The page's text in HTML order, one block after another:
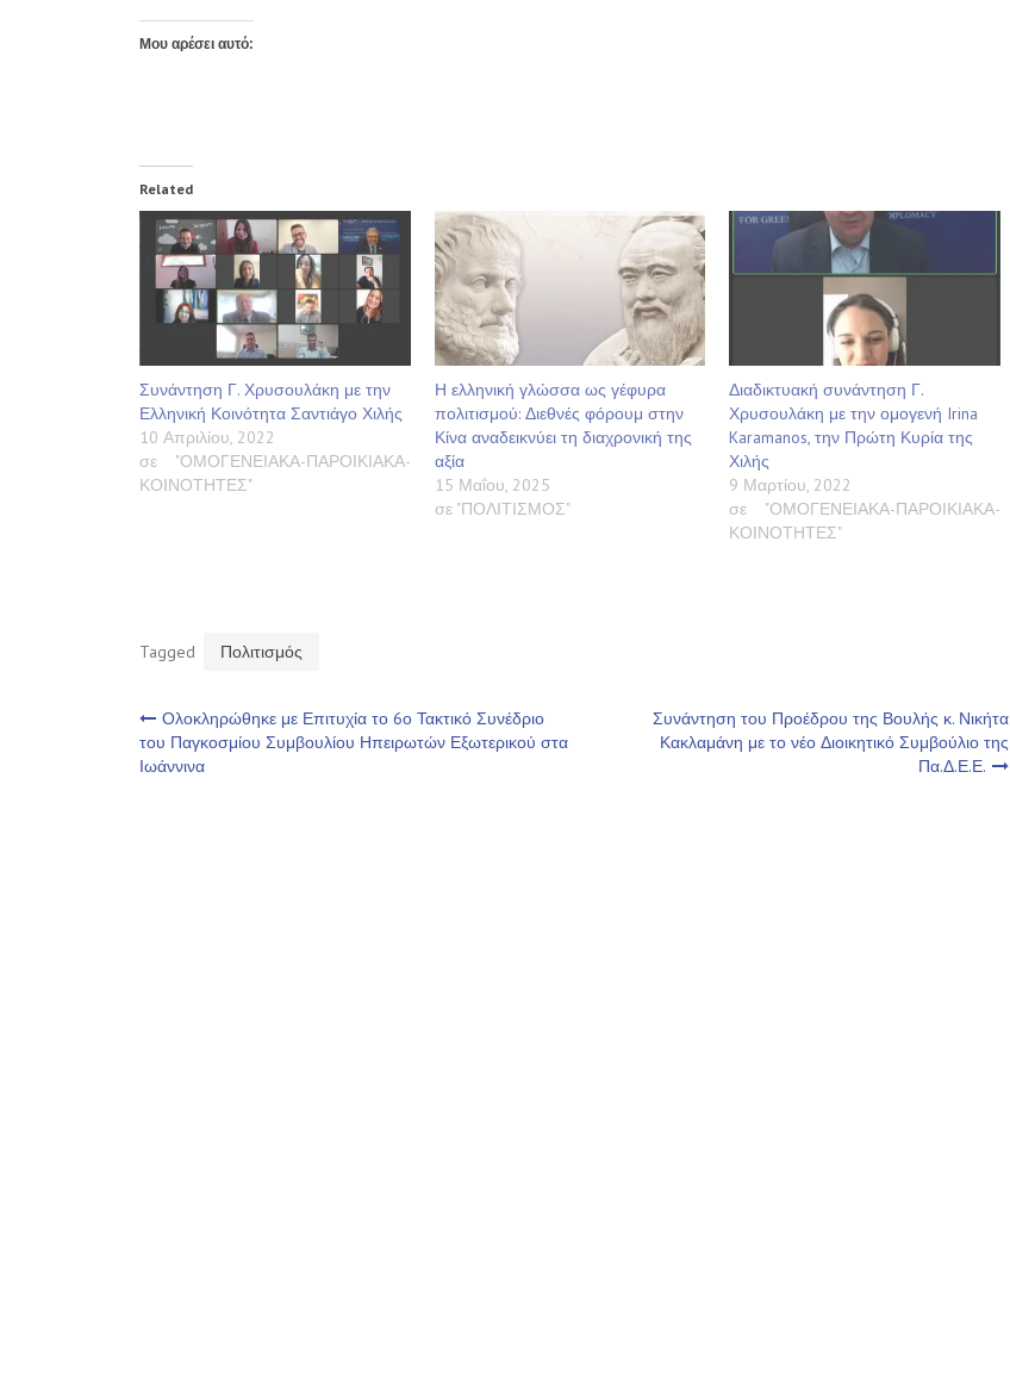
Μου αρέσει αυτό:
Related
Συνάντηση Γ. Χρυσουλάκη με την
Ελληνική Κοινότητα Σαντιάγο Χιλής
10 Απριλίου, 2022
σε "ΟΜΟΓΕΝΕΙΑΚΑ-ΠΑΡΟΙΚΙΑΚΑ-
ΚΟΙΝΟΤΗΤΕΣ"
Η ελληνική γλώσσα ως γέφυρα
πολιτισμού: Διεθνές φόρουμ στην
Κίνα αναδεικνύει τη διαχρονική της
αξία
15 Μαΐου, 2025
σε "ΠΟΛΙΤΙΣΜΟΣ"
Διαδικτυακή συνάντηση Γ.
Χρυσουλάκη με την ομογενή Irina
Karamanos, την Πρώτη Κυρία της
Χιλής
9 Μαρτίου, 2022
σε "ΟΜΟΓΕΝΕΙΑΚΑ-ΠΑΡΟΙΚΙΑΚΑ-
ΚΟΙΝΟΤΗΤΕΣ"
Tagged Πολιτισμός
Πλοήγηση
άρθρων
Ολοκληρώθηκε με Επιτυχία το 6ο Τακτικό Συνέδριο
του Παγκοσμίου Συμβουλίου Ηπειρωτών Εξωτερικού στα
Ιωάννινα
Συνάντηση του Προέδρου της Βουλής κ. Νικήτα
Κακλαμάνη με το νέο Διοικητικό Συμβούλιο της
Πα.Δ.Ε.Ε.